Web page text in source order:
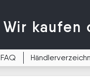
Wir kaufen
FAQ